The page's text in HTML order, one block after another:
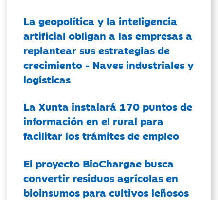
La geopolítica y la inteligencia
artificial obligan a las empresas a
replantear sus estrategias de
crecimiento - Naves industriales y
logísticas
La Xunta instalará 170 puntos de
información en el rural para
facilitar los trámites de empleo
El proyecto BioChargae busca
convertir residuos agrícolas en
bioinsumos para cultivos leñosos